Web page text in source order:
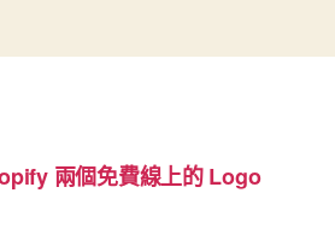
兩個免費線上的 Logo